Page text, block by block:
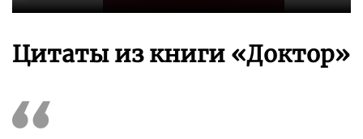
Цитаты из книги «Доктор»